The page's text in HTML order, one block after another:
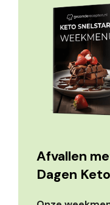
Afvallen
Dagen